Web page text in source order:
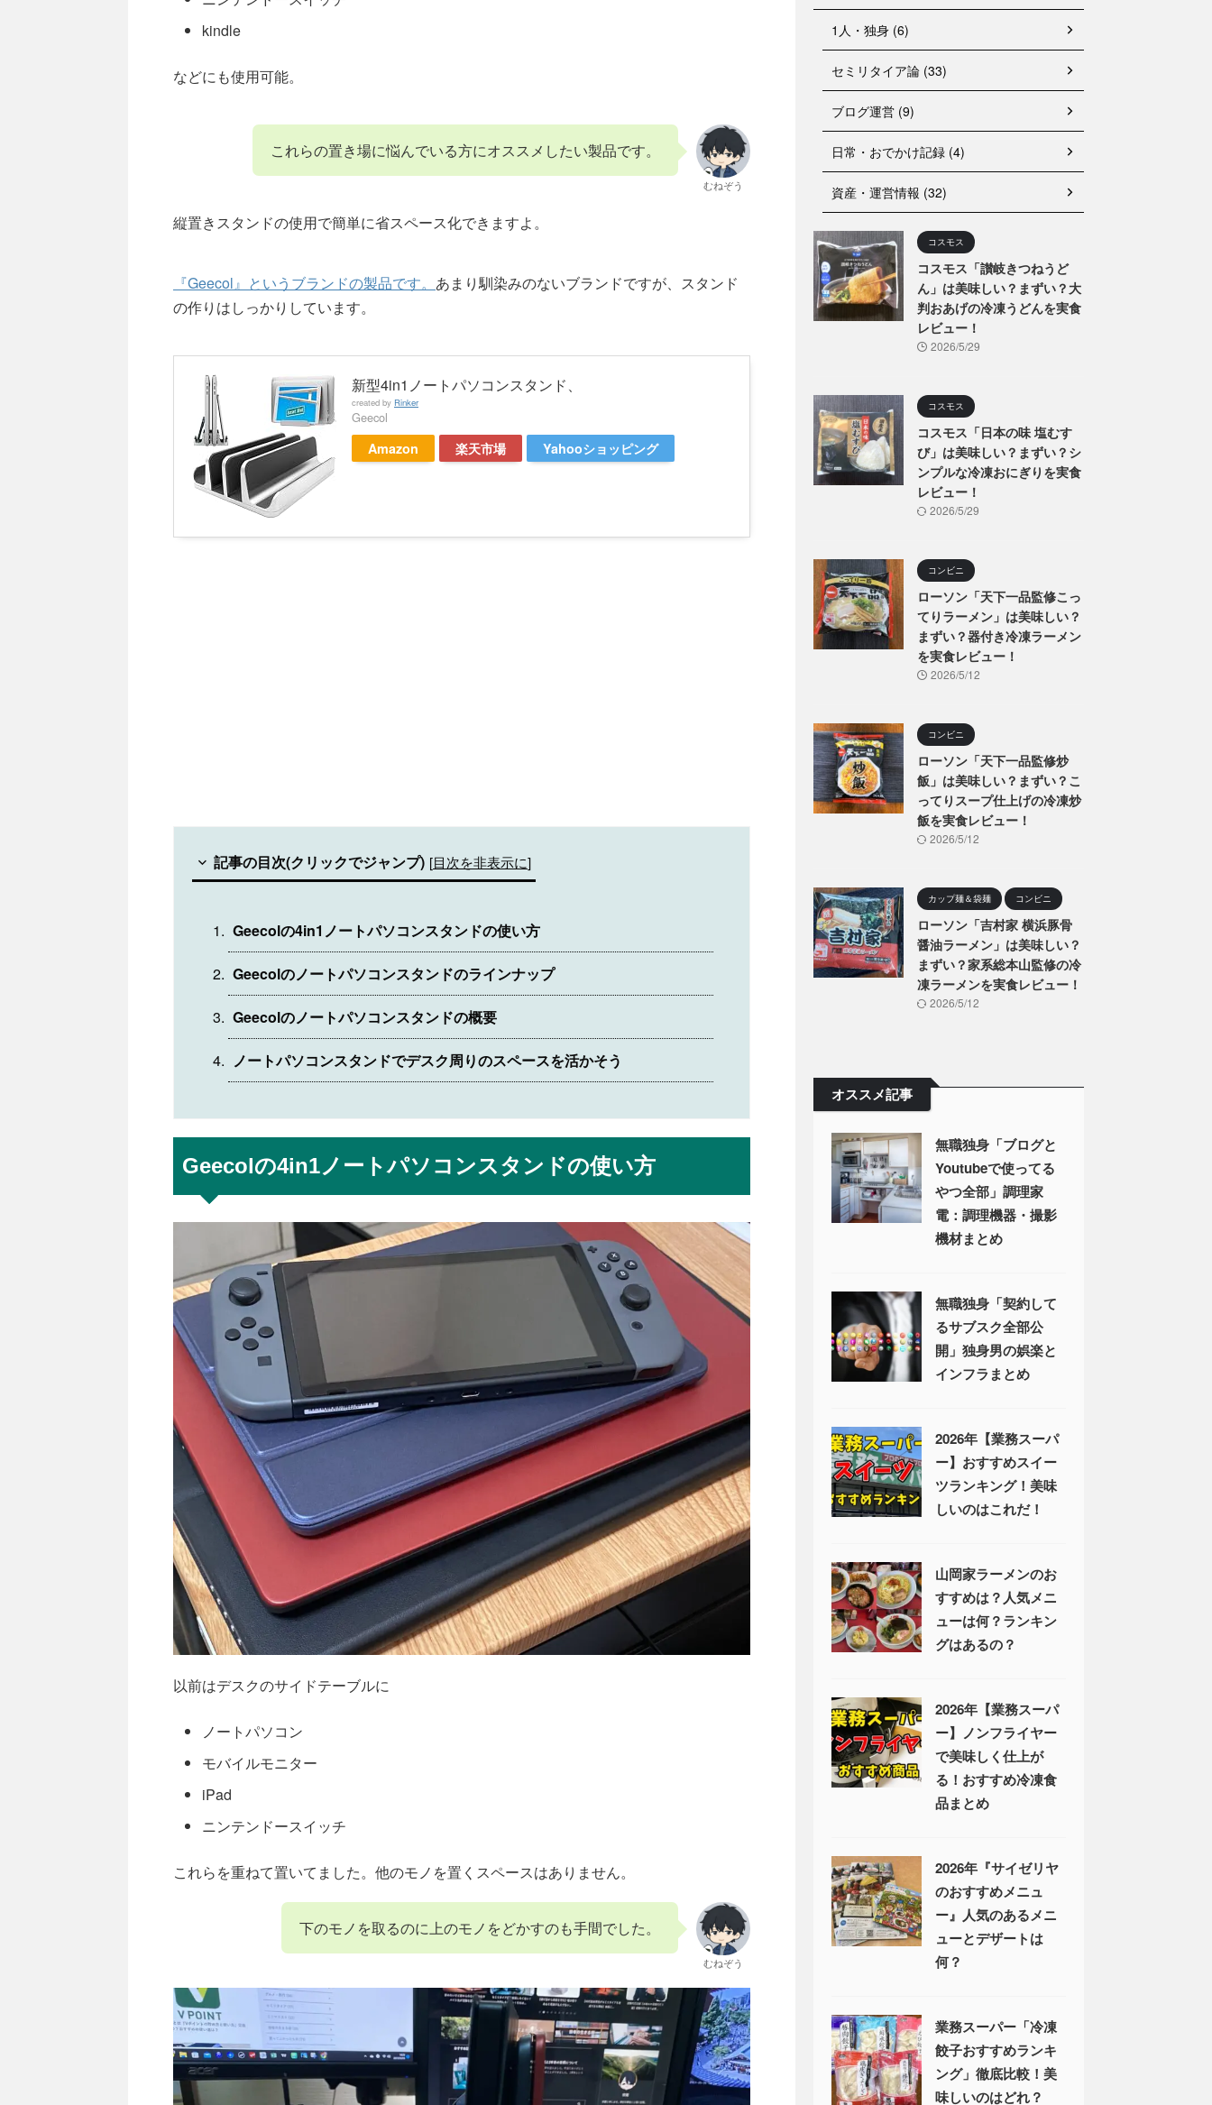
kindle
などにも使用可能。
これらの置き場に悩んでいる方にオススメしたい製品です。
むねぞう
縦置きスタンドの使用で簡単に省スペース化できますよ。
『Geecol』というブランドの製品です。 あまり馴染みのないブランドですが、スタンド
の作りはしっかりしています。
新型4in1ノートパソコンスタンド、
created by Rinker
Geecol
Amazon 楽天市場 Yahooショッピング
記事の目次(クリックでジャンプ) [目次を非表示に]
Geecolの4in1ノートパソコンスタンドの使い方
Geecolのノートパソコンスタンドのラインナップ
Geecolのノートパソコンスタンドの概要
ノートパソコンスタンドでデスク周りのスペースを活かそう
Geecolの4in1ノートパソコンスタンドの使い方
以前はデスクのサイドテーブルに
ノートパソコン
モバイルモニター
iPad
ニンテンドースイッチ
これらを重ねて置いてました。他のモノを置くスペースはありません。
下のモノを取るのに上のモノをどかすのも手間でした。
むねぞう
1人・独身 (6)
セミリタイア論 (33)
ブログ運営 (9)
日常・おでかけ記録 (4)
資産・運営情報 (32)
コスモス
コスモス「讃岐きつねうど
ん」は美味しい？まずい？大
判おあげの冷凍うどんを実食
レビュー！
2026/5/29
コスモス
コスモス「日本の味 塩むす
び」は美味しい？まずい？シ
ンプルな冷凍おにぎりを実食
レビュー！
2026/5/29
コンビニ
ローソン「天下一品監修こっ
てりラーメン」は美味しい？
まずい？器付き冷凍ラーメン
を実食レビュー！
2026/5/12
コンビニ
ローソン「天下一品監修炒
飯」は美味しい？まずい？こ
ってりスープ仕上げの冷凍炒
飯を実食レビュー！
2026/5/12
カップ麺＆袋麺 コンビニ
ローソン「吉村家 横浜豚骨
醤油ラーメン」は美味しい？
まずい？家系総本山監修の冷
凍ラーメンを実食レビュー！
2026/5/12
オススメ記事
無職独身「ブログと
Youtubeで使ってる
やつ全部」調理家
電：調理機器・撮影
機材まとめ
無職独身「契約して
るサブスク全部公
開」独身男の娯楽と
インフラまとめ
2026年【業務スーパ
ー】おすすめスイー
ツランキング！美味
しいのはこれだ！
山岡家ラーメンのお
すすめは？人気メニ
ューは何？ランキン
グはあるの？
2026年【業務スーパ
ー】ノンフライヤー
で美味しく仕上が
る！おすすめ冷凍食
品まとめ
2026年『サイゼリヤ
のおすすめメニュ
ー』人気のあるメニ
ューとデザートは
何？
業務スーパー「冷凍
餃子おすすめランキ
ング」徹底比較！美
味しいのはどれ？